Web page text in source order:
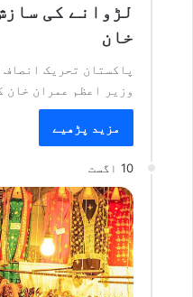
لڑوانے کی
خان
پاکستان تحریک
وزیر اعظم عمران
مزید پڑھیے
10 اگست